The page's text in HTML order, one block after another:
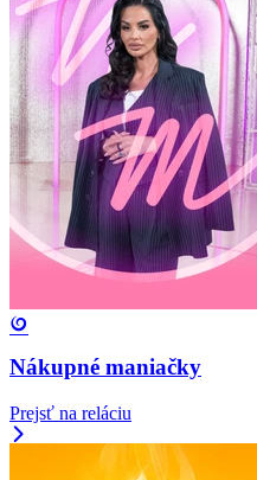
Nákupné maniačky
Prejsť na reláciu